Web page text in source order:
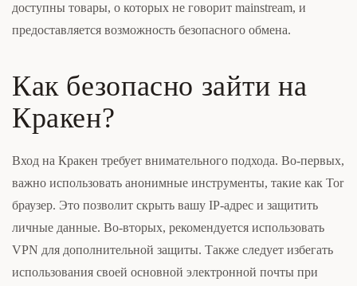
доступны товары, о которых не говорит mainstream, и
предоставляется возможность безопасного обмена.
Как безопасно зайти на
Кракен?
Вход на Кракен требует внимательного подхода. Во-первых,
важно использовать анонимные инструменты, такие как Tor
браузер. Это позволит скрыть вашу IP-адрес и защитить
личные данные. Во-вторых, рекомендуется использовать
VPN для дополнительной защиты. Также следует избегать
использования своей основной электронной почты при